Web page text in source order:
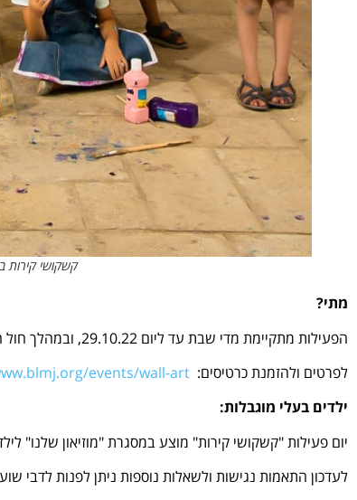
קשקושי קירות
מתי?
הפעילות מתקיימת מדי שבת עד ליום 29.10.22, ובמהלך חול המועד סוכות בימים א'-ג' 11-13.10.22.
לפרטים ולהזמנת כרטיסים: events/wall-art/
ילדים בעלי מוגבלות:
יום פעילות "קשקושי קירות" מוצע במסגרת "מוזיאון שלנו" לילדים עם מוגבלות
לעדכון התאמות נגישות ולשאלות נוספות ניתן לפנות לדבי